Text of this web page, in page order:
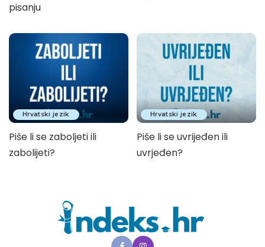
pisanju
Hrvatski jezik
Piše li se zaboljeti ili
zabolijeti?
Hrvatski jezik
Piše li se uvrijeđen ili
uvrjeđen?